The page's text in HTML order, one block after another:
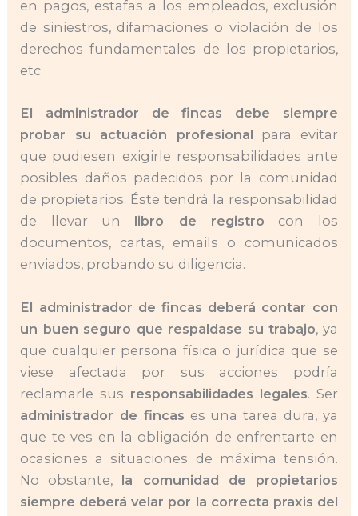
en pagos, estafas a los empleados, exclusión
de siniestros, difamaciones o violación de los
derechos fundamentales de los propietarios,
etc.
El administrador de fincas debe siempre
probar su actuación profesional para evitar
que pudiesen exigirle responsabilidades ante
posibles daños padecidos por la comunidad
de propietarios. Éste tendrá la responsabilidad
de llevar un libro de registro con los
documentos, cartas, emails o comunicados
enviados, probando su diligencia.
El administrador de fincas deberá contar con
un buen seguro que respaldase su trabajo, ya
que cualquier persona física o jurídica que se
viese afectada por sus acciones podría
reclamarle sus responsabilidades legales. Ser
administrador de fincas es una tarea dura, ya
que te ves en la obligación de enfrentarte en
ocasiones a situaciones de máxima tensión.
No obstante, la comunidad de propietarios
siempre deberá velar por la correcta praxis del